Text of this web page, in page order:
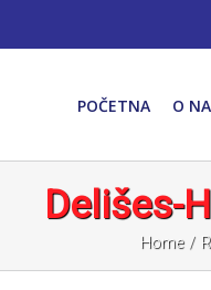
POČETNA O
Delišes-
Home /